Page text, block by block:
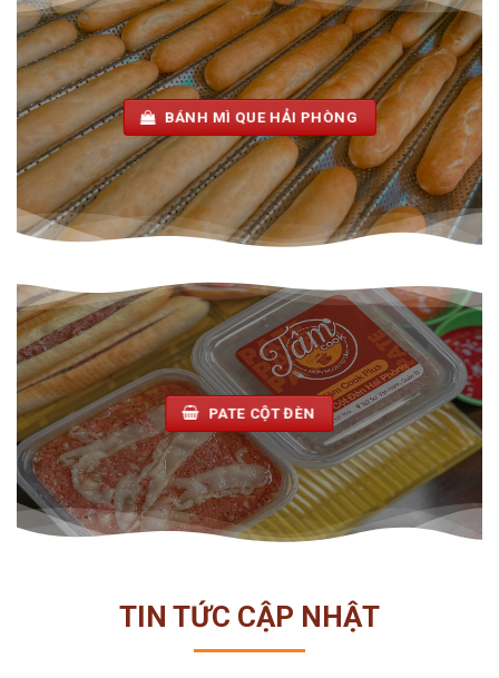
BÁNH MÌ QUE HẢI PHÒNG
PATE CỘT ĐÈN
TIN TỨC CẬP NHẬT